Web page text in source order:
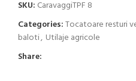
SKU: CaravaggiTPF 8
Categories:Tocatoare resturi
baloti, Utilaje agricole
Share: